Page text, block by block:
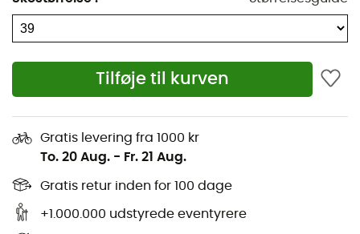
Tilføje til kurven
Gratis levering fra 1000 kr
To. 20 Aug. - Fr. 21 Aug.
Gratis retur inden for 100 dage
+1.000.000 udstyrede eventyrere